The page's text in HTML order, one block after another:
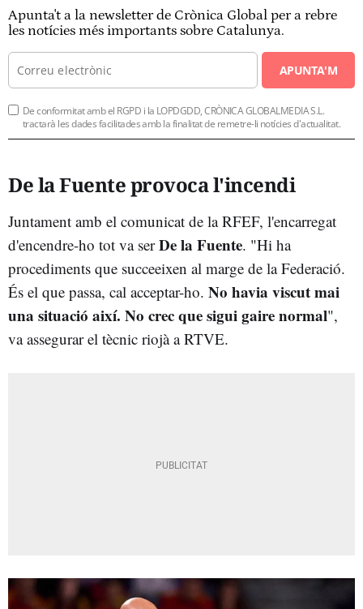
Apunta't a la newsletter de Crònica Global per a rebre
les notícies més importants sobre Catalunya.
APUNTA'M
De conformitat amb el RGPD i la LOPDGDD, CRÒNICA GLOBALMEDIA S.L.
tractarà les dades facilitades amb la finalitat de remetre-li notícies d'actualitat.
De la Fuente provoca l'incendi
Juntament amb el comunicat de la RFEF, l'encarregat
d'encendre-ho tot va serDe la Fuente. "Hi ha
procediments que succeeixen al marge de la Federació.
És el que passa, cal acceptar-ho. No havia viscut mai
una situació així. No crec que sigui gaire normal",
va assegurar el tècnic riojà a RTVE.